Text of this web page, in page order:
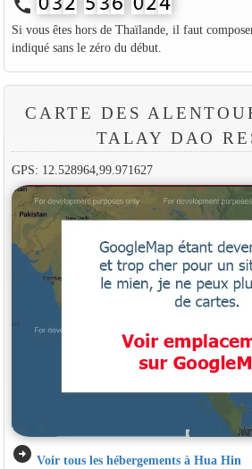
call
Si vous êtes hors de Thaïlande, il faut
indiqué sans le zéro du début.
CARTE DES
TALAY DAO
GPS: 12.528964,99.971627
arrow_circle_right Voir tous les hébergements à Hua Hin